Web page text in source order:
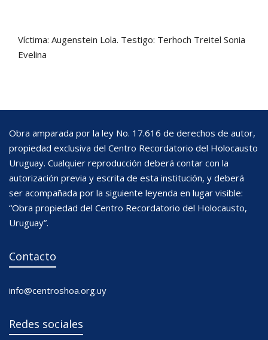
Víctima: Augenstein Lola. Testigo: Terhoch Treitel Sonia
Evelina
Obra amparada por la ley No. 17.616 de derechos de autor,
propiedad exclusiva del Centro Recordatorio del Holocausto
Uruguay. Cualquier reproducción deberá contar con la
autorización previa y escrita de esta institución, y deberá
ser acompañada por la siguiente leyenda en lugar visible:
“Obra propiedad del Centro Recordatorio del Holocausto,
Uruguay”.
Contacto
info@centroshoa.org.uy
Redes sociales